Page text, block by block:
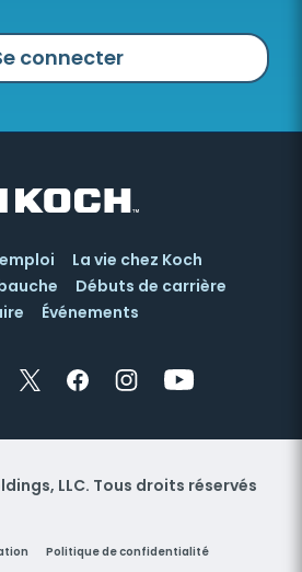
connecter
La vie chez Koch
Débuts de carrière
Événements
LLC. Tous droits réservés
Politique de confidentialité